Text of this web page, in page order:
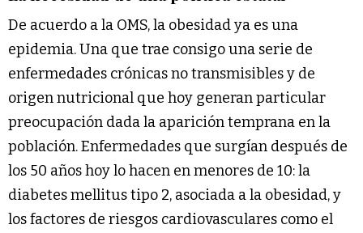
De acuerdo a la OMS, la obesidad ya es una
epidemia. Una que trae consigo una serie de
enfermedades crónicas no transmisibles y de
origen nutricional que hoy generan particular
preocupación dada la aparición temprana en la
población. Enfermedades que surgían después de
los 50 años hoy lo hacen en menores de 10: la
diabetes mellitus tipo 2, asociada a la obesidad, y
los factores de riesgos cardiovasculares como el